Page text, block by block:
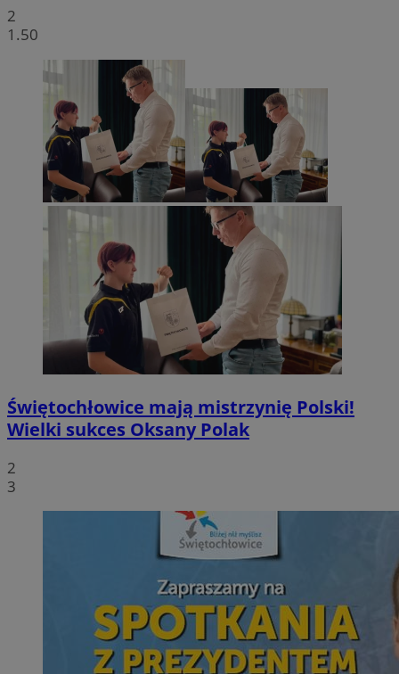
2
1.50
Świętochłowice mają mistrzynię Polski!
Wielki sukces Oksany Polak
2
3